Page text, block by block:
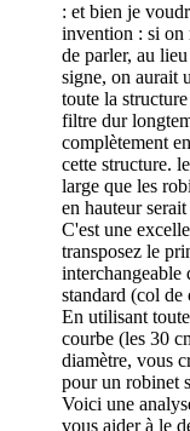
: et bien je
invention : si on
de parler, au
signe, on aurait
toute la
filtre dur
complètement
cette structure.
large que les
en hauteur
C'est une
transposez le
interchangeable
standard (col de
En utilisant
courbe (les 30
diamètre, vous
pour un robinet
Voici une
vous aider à le